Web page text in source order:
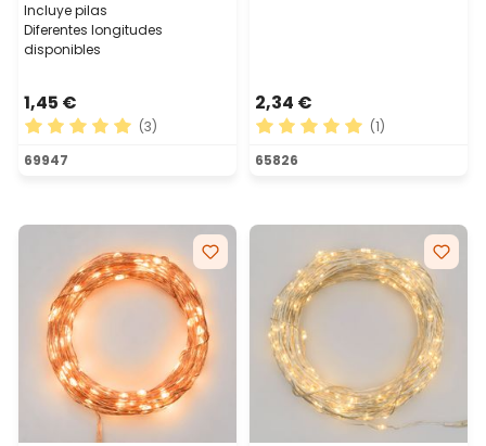
Incluye pilas
Diferentes longitudes
disponibles
1,45 €
Calificación promedio de 5 de 5 estrellas
(3)
69947
2,34 €
Calificación promedio de
(1)
65826